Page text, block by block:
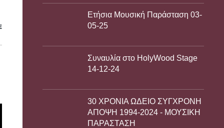
Ετήσια Μουσική Παράσταση 03-
05-25
Συναυλία στο HolyWood Stage
14-12-24
30 ΧΡΟΝΙΑ ΩΔΕΙΟ ΣΥΓΧΡΟΝΗ
ΑΠΟΨΗ 1994-2024 - ΜΟΥΣΙΚΗ
ΠΑΡΑΣΤΑΣΗ